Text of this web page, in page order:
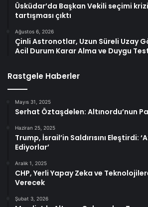
Üsküdar’da Başkan Vekili seçimi
tartışması çıktı
Ağustos 6, 2026
Çinli Astronotlar, Uzun Süreli Uzay
Acil Durum Karar Alma ve Duygu
Rastgele Haberler
Mayıs 31, 2025
Serhat Öztaşdelen: Altınordu’nun
Haziran 25, 2025
Trump, İsrail’in Saldırısını Eleştirdi:
Ediyorlar’
Aralık 1, 2025
CHP, Yerli Yapay Zeka ve
Verecek
Şubat 3, 2026